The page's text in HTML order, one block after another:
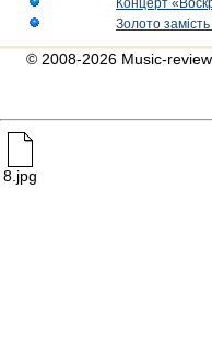
Концерт
Золото
© 2008-2026 Music-review
8.jpg